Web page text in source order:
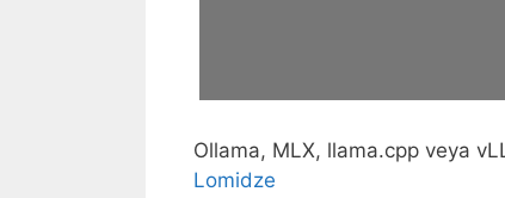
Ollama, MLX, llama.cpp veya
Lomidze